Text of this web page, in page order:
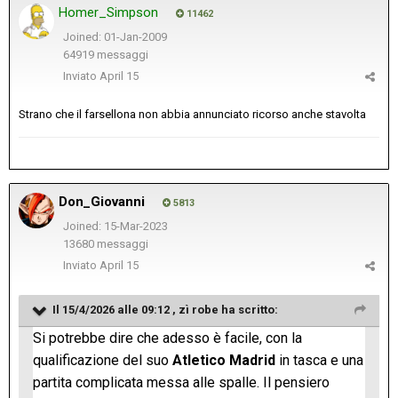
Homer_Simpson 11462
Joined: 01-Jan-2009
64919 messaggi
Inviato April 15
Strano che il farsellona non abbia annunciato ricorso anche stavolta
Don_Giovanni 5813
Joined: 15-Mar-2023
13680 messaggi
Inviato April 15
Il 15/4/2026 alle 09:12 , zì robe ha scritto:
Si potrebbe dire che adesso è facile, con la
qualificazione del suo Atletico Madrid in tasca e una
partita complicata messa alle spalle. Il pensiero